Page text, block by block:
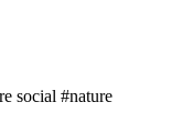
social #nature